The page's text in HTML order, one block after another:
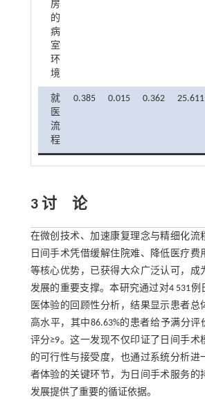
房
的
病
室
环
境
就
医
流
程
0.385 0.015 0.362 25.611
3 讨 论
在微创技术、加速康复理念与精细化流
日间手术凭借缓解住院难、降低医疗费
等核心优势，已获得大众广泛认可，成
发展的重要支撑。本研究通过对4 531例
医体验的回顾性分析，结果显示患者总
高水平，其中86.63%的患者给予满分评
评分≥9。这一发现不仅印证了日间手术
的可行性与接受度，也通过系统分析进
者体验的关键环节，为日间手术服务的
发展提供了重要的循证依据。